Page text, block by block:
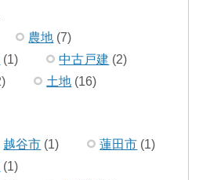
農地 (7)
(1) 中古戸建 (2)
土地 (16)
越谷市 (1) 蓮田市 (1)
(1)